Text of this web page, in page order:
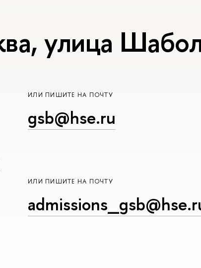
улица
ИЛИ ПИШИТЕ НА ПОЧТУ
gsb@hse.ru
ИЛИ ПИШИТЕ НА ПОЧТУ